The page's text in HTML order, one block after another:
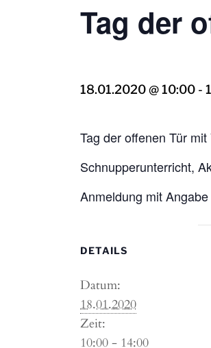
Tag der
18.01.2020 @ 10:00 -
Tag der offenen Tür
Schnupperunterricht,
Anmeldung mit
DETAILS
Datum:
18.01.2020
Zeit:
10:00 - 14:00